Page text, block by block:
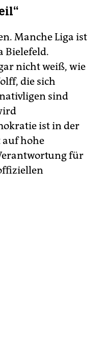
Manche Liga ist
Bielefeld.
nicht weiß, wie
die sich
sind
ist in der
auf hohe
für